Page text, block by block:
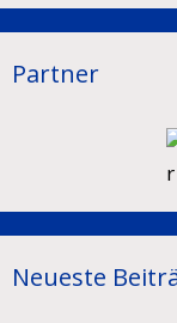
Partner
Neueste